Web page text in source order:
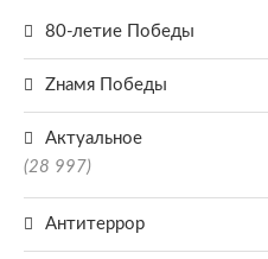
80-летие Победы
Zнамя Победы
Актуальное
(28 997)
Антитеррор